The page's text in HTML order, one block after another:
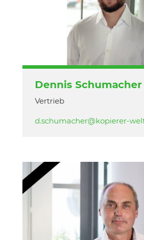
Dennis Schumacher
Vertrieb
d.schumacher@kopierer-